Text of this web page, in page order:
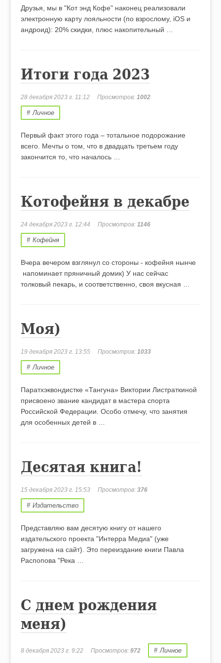
Друзья, мы в "Кот энд Кофе" наконец реализовали
электронную карту лояльности (по взрослому, iOS и
андроид): 20% скидки, плюс накопительный …
Итоги года 2023
28 декабря 2023 г. 11:12 Просмотров:1002
Личное
Первый факт этого года – тотальное подорожание
всего. Мечты о том, что в двадцать третьем году
закончится то, что началось …
Котофейня в декабре
24 декабря 2023 г. 12:44 Просмотров:1146
Кофейня
Вчера вечером взглянул со стороны - кофейня нынче
напоминает пряничный домик) У нас сейчас
толковый пекарь, и соответственно, своя вкусная …
Моя)
19 декабря 2023 г. 13:55 Просмотров:1033
Личное
Паратхэквондистке «Тангуна» Виктории Листраткиной
присвоено звание кандидат в мастера спорта
Российской Федерации. Особо отмечу, что занятия
для особенных детей в …
Десятая книга!
15 декабря 2023 г. 15:53 Просмотров:376
Издательство
Представляю вам десятую книгу от нашего
издательского проекта "Интерра Медиа" (уже
загружена на сайт). Это переиздание книги Павла
Распопова "Река …
С днем рождения
меня)
8 декабря 2023 г. 9:22 Просмотров:972 Личное